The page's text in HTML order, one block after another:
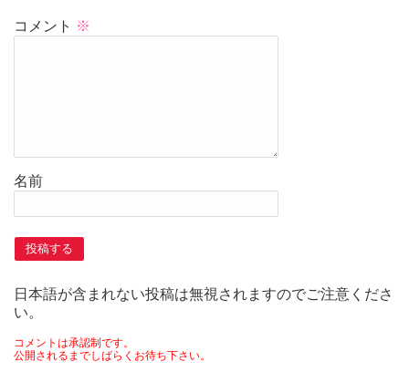
コメント ※
名前
日本語が含まれない投稿は無視されますのでご注意くださ
い。
コメントは承認制です。
公開されるまでしばらくお待ち下さい。